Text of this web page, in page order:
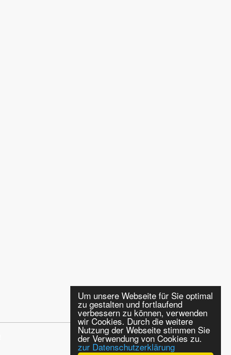
Um unsere Webseite für Sie optimal
zu gestalten und fortlaufend
verbessern zu können, verwenden
wir Cookies. Durch die weitere
Nutzung der Webseite stimmen Sie
der Verwendung von Cookies zu.
zur Datenschutzerklärung